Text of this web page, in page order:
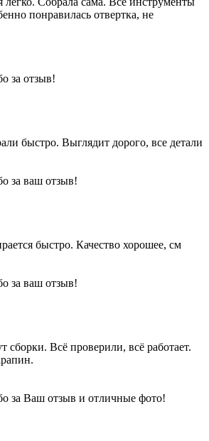
понравилась отвертка, не
за отзыв!
быстро. Выглядит дорого, все детали
за ваш отзыв!
быстро. Качество хорошее, см
за ваш отзыв!
сборки. Всё проверили, всё работает.
за Ваш отзыв и отличные фото!